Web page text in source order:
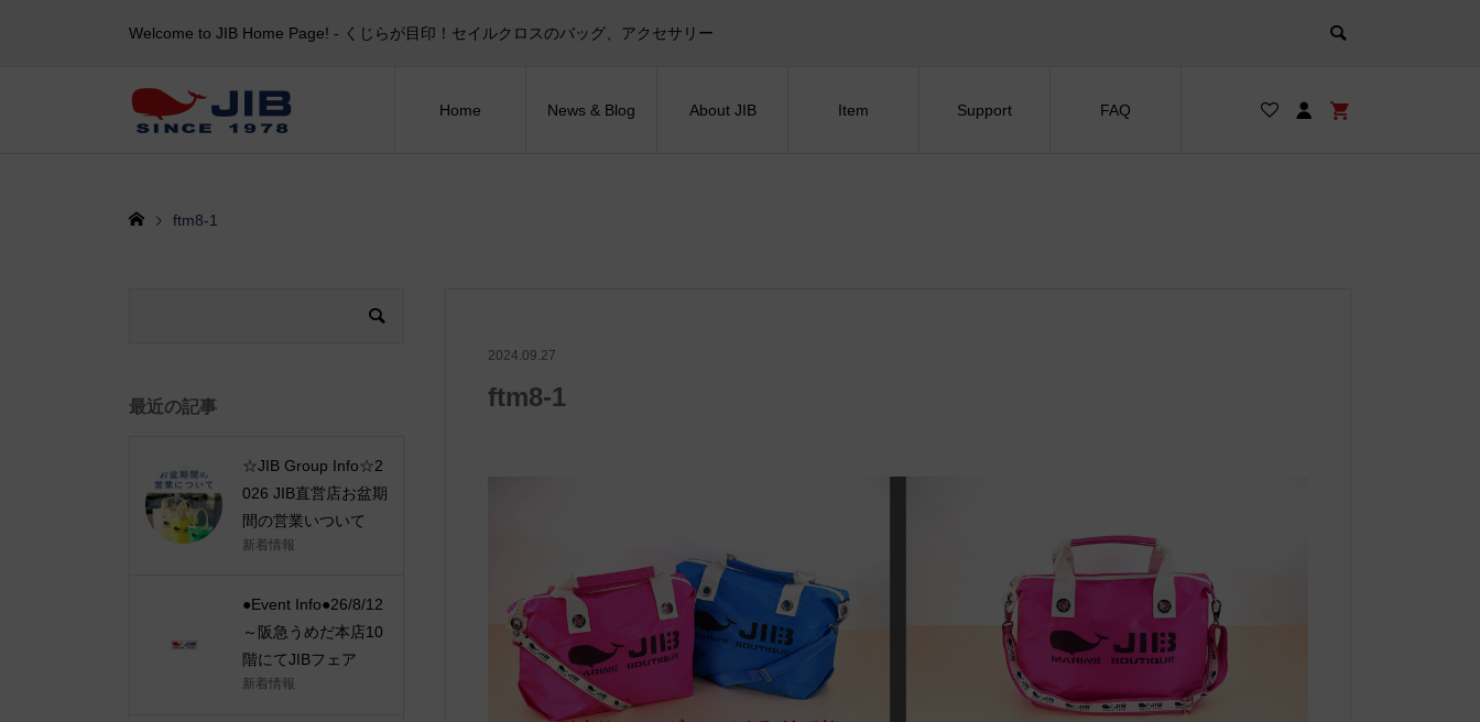
Welcome to JIB Home Page! ‐ くじらが目印！セイルクロスのバッグ、アクセサリー
Home News & Blog About JIB Item Support FAQ
ftm8-1
2024.09.27
ftm8-1
最近の記事
☆JIB Group Info☆2
026 JIB直営店お盆期
間の営業いついて
新着情報
●Event Info●26/8/12
～阪急うめだ本店10
階にてJIBフェア
新着情報